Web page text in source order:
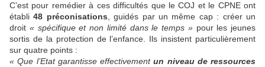
C’est pour remédier à ces difficultés que le COJ et le CPNE ont
établi48 préconisations , guidés par un même cap : créer un
droit « spécifique et non limité dans le temps » pour les jeunes
sortis de la protection de l’enfance. Ils insistent particulièrement
sur quatre points :
« Que l’Etat garantisse effectivementun niveau de ressources